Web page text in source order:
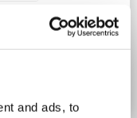
and ads, to